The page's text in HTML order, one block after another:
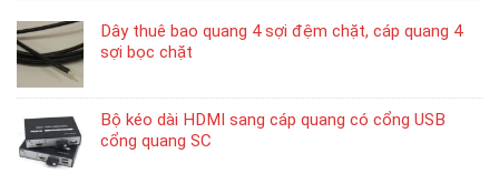
Dây thuê bao quang 4 sợi đệm chặt, cáp quang 4
sợi bọc chặt
Bộ kéo dài HDMI sang cáp quang có cổng USB
cổng quang SC